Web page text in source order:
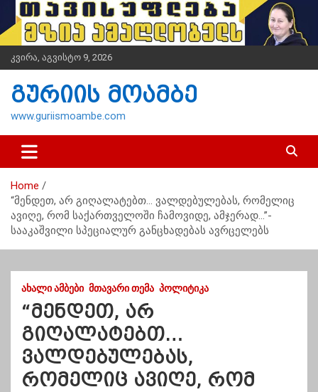
i
t
n
კვირა, აგვისტო 9, 2026
გურიის მოამბე
www.guriismoambe.com
Home
“მენდეთ, არ გიღალატებთ… ვალდებულებას, რომელიც
ავიღე, რომ საქართველოში ჩამოვიდე, ამჯერად…”-
სააკაშვილი სპეციალურ განცხადებას ავრცელებს
ᲐᲮᲐᲚᲘ ᲐᲛᲑᲔᲑᲘ ᲛᲗᲐᲕᲐᲠᲘ ᲗᲔᲛᲐ ᲞᲝᲚᲘᲢᲘᲙᲐ
“მენდეთ, არ
გიღალატებთ…
ვალდებულებას,
რომელიც ავიღე, რომ